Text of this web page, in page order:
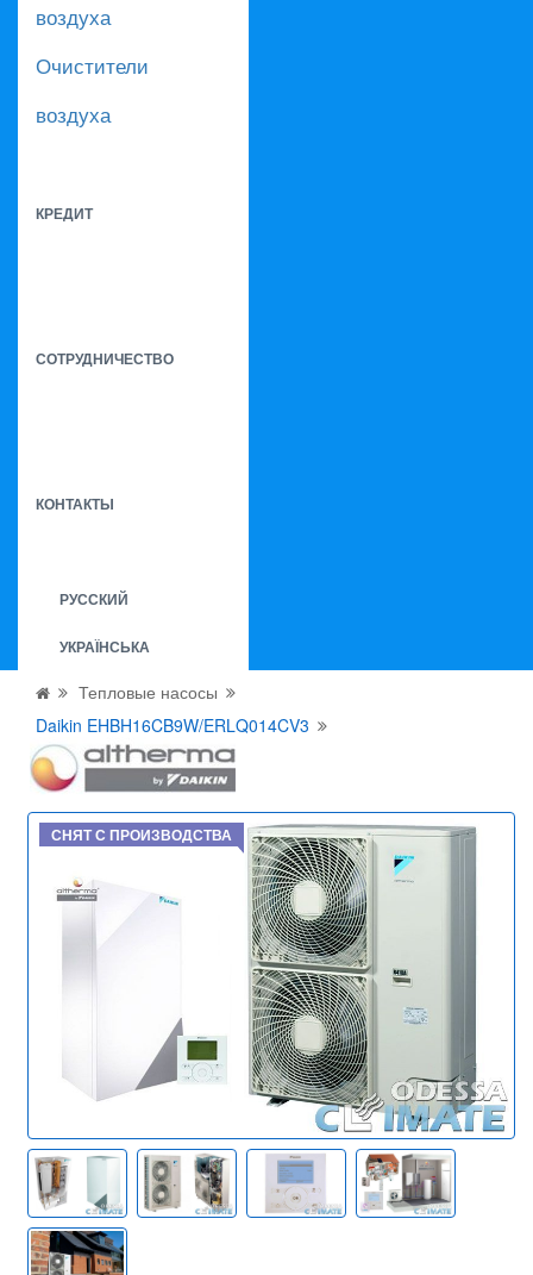
воздуха
Очистители
воздуха
КРЕДИТ
СОТРУДНИЧЕСТВО
КОНТАКТЫ
РУССКИЙ
УКРАЇНСЬКА
Тепловые насосы
Daikin EHBH16CB9W/ERLQ014CV3
СНЯТ С ПРОИЗВОДСТВА